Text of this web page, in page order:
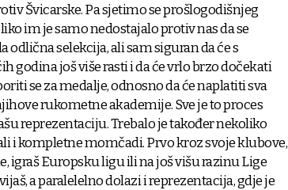
Švicarske. Pa sjetimo se prošlogodišnjeg
im je samo nedostajalo protiv nas da se
odlična selekcija, ali sam siguran da će s
godina još više rasti i da će vrlo brzo dočekati
se za medalje, odnosno da će naplatiti sva
rukometne akademije. Sve je to proces
reprezentaciju. Trebalo je također nekoliko
i kompletne momčadi. Prvo kroz svoje klubove,
igraš Europsku ligu ili na još višu razinu Lige
a paralelelno dolazi i reprezentacija, gdje je